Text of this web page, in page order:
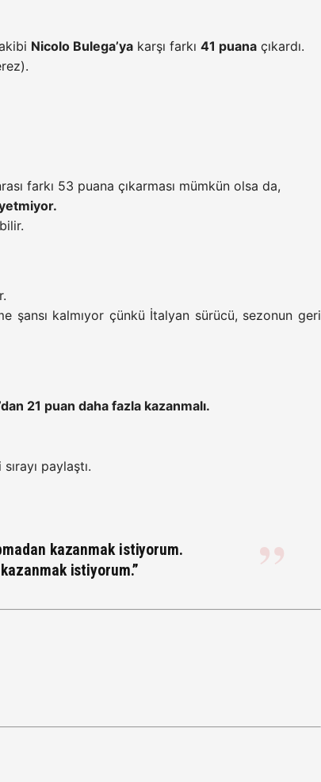
Nicolo Bulega’ya karşı farkı 41 puana çıkardı.
farkı 53 puana çıkarması mümkün olsa da,
şansı kalmıyor çünkü İtalyan sürücü, sezonun geri
21 puan daha fazla kazanmalı.
paylaştı.
kazanmak istiyorum.
istiyorum.”